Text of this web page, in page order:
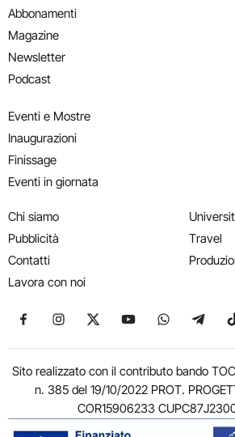
Abbonamenti
Magazine
Newsletter
Podcast
Eventi e Mostre
Inaugurazioni
Finissage
Eventi in giornata
Chi siamo
Pubblicità
Contatti
Lavora con noi
Travel
Seguici su Facebook
Seguici su Instagram
Seguici su X
Seguici suSeguici su
Sito realizzato con il contributo bando
n. 385 del 19/10/2022 PROT.
COR15906233